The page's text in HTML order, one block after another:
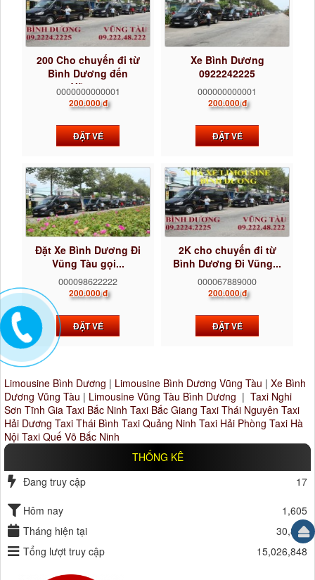
200 Cho chuyến đi từ
Bình Dương đến
Vũng...
0000000000001
200.000 đ
ĐẶT VÉ
Xe Bình Dương
0922242225
000000000001
200.000 đ
ĐẶT VÉ
Đặt Xe Bình Dương Đi
Vũng Tàu gọi...
000098622222
200.000 đ
ĐẶT VÉ
2K cho chuyến đi từ
Bình Dương Đi Vũng...
000067889000
200.000 đ
ĐẶT VÉ
Limousine Bình Dương | Limousine Bình Dương Vũng Tàu | Xe Bình
Dương Vũng Tàu | Limousine Vũng Tàu Bình Dương | Taxi Nghi
Sơn Tĩnh Gia Taxi Bắc Ninh Taxi Bắc Giang Taxi Thái Nguyên Taxi
Hải Dương Taxi Thái Bình Taxi Quảng Ninh Taxi Hải Phòng Taxi Hà
Nội Taxi Quế Võ Bắc Ninh
THỐNG KÊ
Đang truy cập
17
Hôm nay
1,605
Tháng hiện tại
30,861
Tổng lượt truy cập
15,026,848